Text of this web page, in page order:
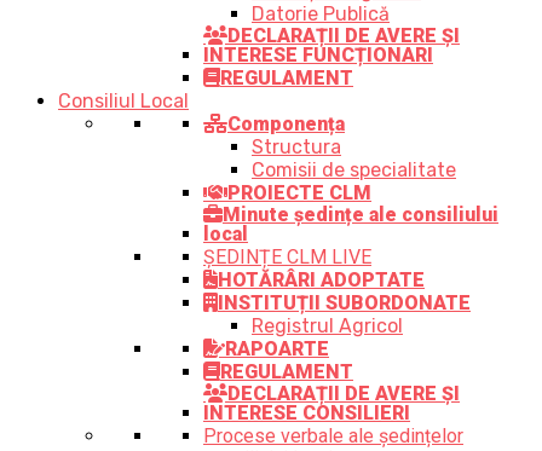
Datorie Publică
DECLARAȚII DE AVERE ȘI
INTERESE FUNCȚIONARI
REGULAMENT
Consiliul Local
Componența
Structura
Comisii de specialitate
PROIECTE CLM
Minute ședințe ale consiliului
local
ȘEDINȚE CLM LIVE
HOTĂRÂRI ADOPTATE
INSTITUȚII SUBORDONATE
Registrul Agricol
RAPOARTE
REGULAMENT
DECLARAȚII DE AVERE ȘI
INTERESE CONSILIERI
Procese verbale ale ședințelor